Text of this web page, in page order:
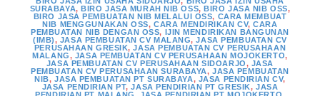
SURABAYA,BIRO JASA MURAH NIB OSS,BIRO JASA NIB OSS,
BIRO JASA PEMBUATAN NIB MELALUI OSS, CARA MEMBUAT
NIB MENGGUNAKAN OSS,CARA MENDIRIKAN CV,CARA
PEMBUATAN NIB DENGAN OSS, IJIN MENDIRIKAN BANGUNAN
(IMB), JASA PEMBUATAN CV MALANG,JASA PEMBUATAN CV
PERUSAHAAN GRESIK,JASA PEMBUATAN CV PERUSAHAAN
MALANG, JASA PEMBUATAN CV PERUSAHAAN MOJOKERTO,
JASA PEMBUATAN CV PERUSAHAAN SIDOARJO, JASA
PEMBUATAN CV PERUSAHAAN SURABAYA,JASA PEMBUATAN
NIB,JASA PEMBUATAN PT SURABAYA, JASA PENDIRIAN CV,
JASA PENDIRIAN PT,JASA PENDIRIAN PT GRESIK, JASA